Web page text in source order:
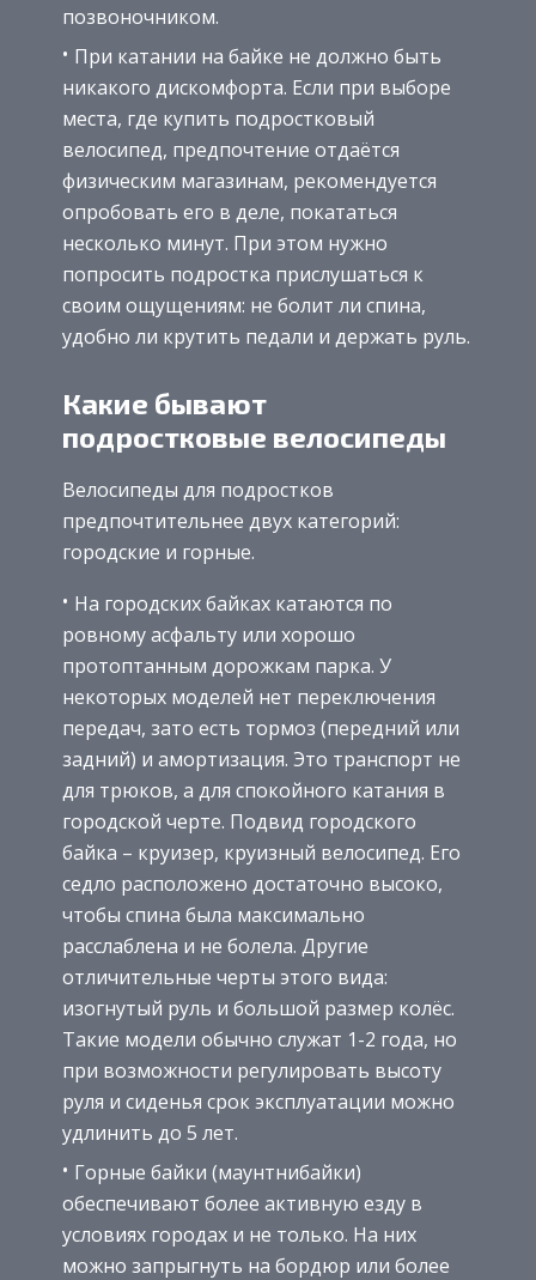
позвоночником.
При катании на байке не должно быть
никакого дискомфорта. Если при выборе
места, где купить подростковый
велосипед, предпочтение отдаётся
физическим магазинам, рекомендуется
опробовать его в деле, покататься
несколько минут. При этом нужно
попросить подростка прислушаться к
своим ощущениям: не болит ли спина,
удобно ли крутить педали и держать руль.
Какие бывают
подростковые велосипеды
Велосипеды для подростков
предпочтительнее двух категорий:
городские и горные.
На городских байках катаются по
ровному асфальту или хорошо
протоптанным дорожкам парка. У
некоторых моделей нет переключения
передач, зато есть тормоз (передний или
задний) и амортизация. Это транспорт не
для трюков, а для спокойного катания в
городской черте. Подвид городского
байка – круизер, круизный велосипед. Его
седло расположено достаточно высоко,
чтобы спина была максимально
расслаблена и не болела. Другие
отличительные черты этого вида:
изогнутый руль и большой размер колёс.
Такие модели обычно служат 1-2 года, но
при возможности регулировать высоту
руля и сиденья срок эксплуатации можно
удлинить до 5 лет.
Горные байки (маунтнибайки)
обеспечивают более активную езду в
условиях городах и не только. На них
можно запрыгнуть на бордюр или более